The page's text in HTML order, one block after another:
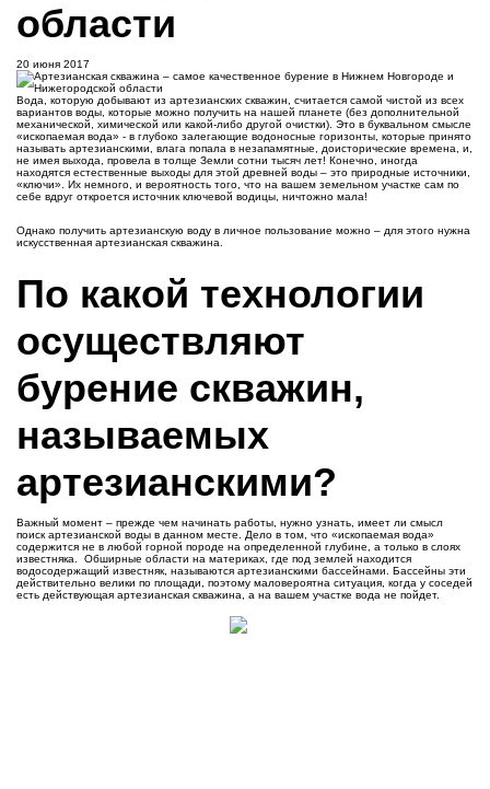
области
20 июня 2017
Вода, которую добывают из артезианских скважин, считается самой чистой из всех
вариантов воды, которые можно получить на нашей планете (без дополнительной
механической, химической или какой-либо другой очистки). Это в буквальном смысле
«ископаемая вода» - в глубоко залегающие водоносные горизонты, которые принято
называть артезианскими, влага попала в незапамятные, доисторические времена, и,
не имея выхода, провела в толще Земли сотни тысяч лет! Конечно, иногда
находятся естественные выходы для этой древней воды – это природные источники,
«ключи». Их немного, и вероятность того, что на вашем земельном участке сам по
себе вдруг откроется источник ключевой водицы, ничтожно мала!
Однако получить артезианскую воду в личное пользование можно – для этого нужна
искусственная артезианская скважина.
По какой технологии
осуществляют
бурение скважин,
называемых
артезианскими?
Важный момент – прежде чем начинать работы, нужно узнать, имеет ли смысл
поиск артезианской воды в данном месте. Дело в том, что «ископаемая вода»
содержится не в любой горной породе на определенной глубине, а только в слоях
известняка. Обширные области на материках, где под землей находится
водосодержащий известняк, называются артезианскими бассейнами. Бассейны эти
действительно велики по площади, поэтому маловероятна ситуация, когда у соседей
есть действующая артезианская скважина, а на вашем участке вода не пойдет.